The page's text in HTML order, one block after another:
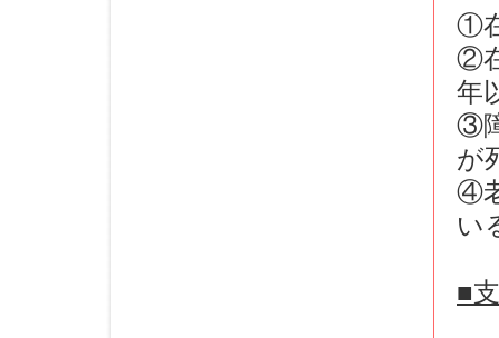
①
②
年
③
が
④
い
■